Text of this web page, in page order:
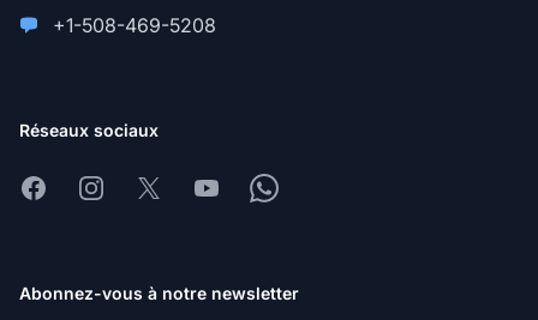
+1-508-469-5208
Réseaux sociaux
FacebookInstagram
X YoutubeWhatsapp
Abonnez-vous à notre newsletter